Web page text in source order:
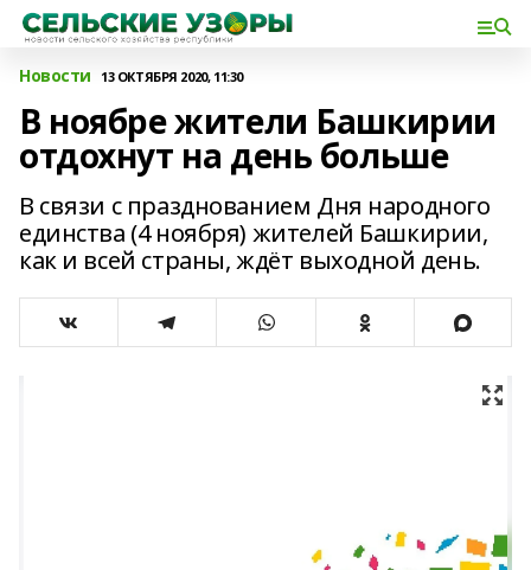
Новости 13 ОКТЯБРЯ 2020, 11:30
В ноябре жители Башкирии
отдохнут на день больше
В связи с празднованием Дня народного
единства (4 ноября) жителей Башкирии,
как и всей страны, ждёт выходной день.